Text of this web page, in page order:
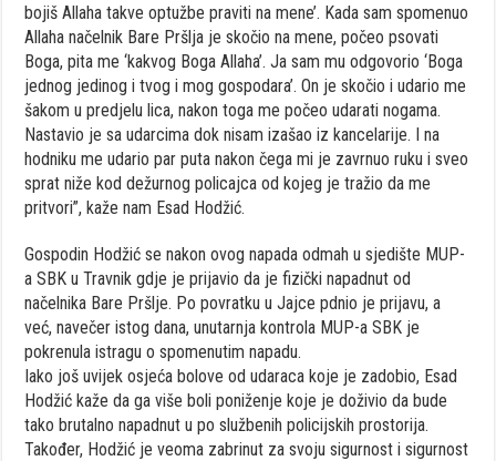
bojiš Allaha takve optužbe praviti na mene’. Kada sam spomenuo
Allaha načelnik Bare Pršlja je skočio na mene, počeo psovati
Boga, pita me ‘kakvog Boga Allaha’. Ja sam mu odgovorio ‘Boga
jednog jedinog i tvog i mog gospodara’. On je skočio i udario me
šakom u predjelu lica, nakon toga me počeo udarati nogama.
Nastavio je sa udarcima dok nisam izašao iz kancelarije. I na
hodniku me udario par puta nakon čega mi je zavrnuo ruku i sveo
sprat niže kod dežurnog policajca od kojeg je tražio da me
pritvori”, kaže nam Esad Hodžić.
Gospodin Hodžić se nakon ovog napada odmah u sjedište MUP-
a SBK u Travnik gdje je prijavio da je fizički napadnut od
načelnika Bare Pršlje. Po povratku u Jajce pdnio je prijavu, a
već, navečer istog dana, unutarnja kontrola MUP-a SBK je
pokrenula istragu o spomenutim napadu.
Iako još uvijek osjeća bolove od udaraca koje je zadobio, Esad
Hodžić kaže da ga više boli poniženje koje je doživio da bude
tako brutalno napadnut u po službenih policijskih prostorija.
Također, Hodžić je veoma zabrinut za svoju sigurnost i sigurnost